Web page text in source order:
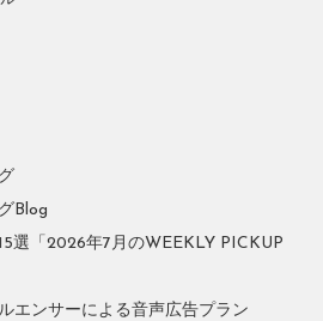
Blog
選「2026年7月のWEEKLY PICKUP
エンサーによる音声広告プラン